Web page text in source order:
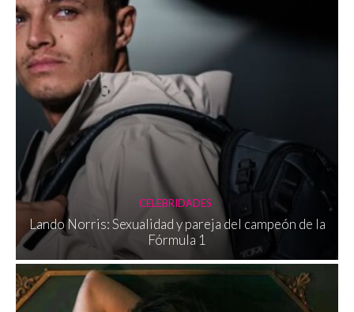
CELEBRIDADES
Lando Norris: Sexualidad y pareja del campeón de la
Fórmula 1